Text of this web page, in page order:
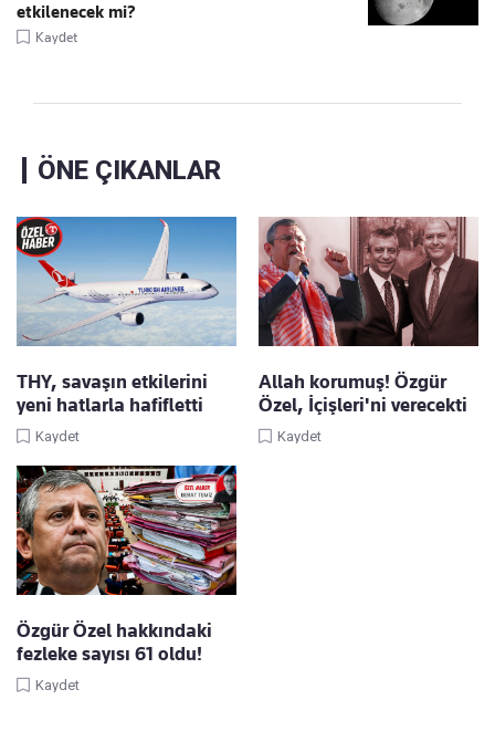
etkilenecek mi?
Kaydet
ÖNE ÇIKANLAR
THY, savaşın etkilerini
yeni hatlarla hafifletti
Kaydet
Allah korumuş! Özgür
Özel, İçişleri'ni verecekti
Kaydet
Özgür Özel hakkındaki
fezleke sayısı 61 oldu!
Kaydet